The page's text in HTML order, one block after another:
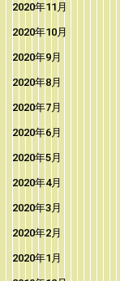
2020年11月
2020年10月
2020年9月
2020年8月
2020年7月
2020年6月
2020年5月
2020年4月
2020年3月
2020年2月
2020年1月